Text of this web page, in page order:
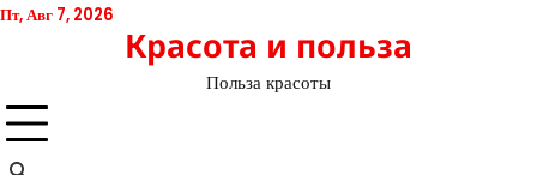
Перейти
Пт, Авг 7, 2026
Красота и польза
Польза красоты